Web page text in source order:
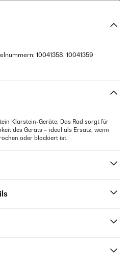
10041358, 10041359
Klarstein-Geräte. Das Rad sorgt für
des Geräts – ideal als Ersatz, wenn
oder blockiert ist.